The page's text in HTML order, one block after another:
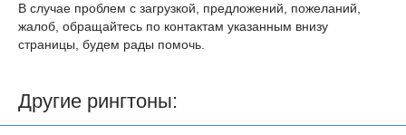
В случае проблем с загрузкой, предложений, пожеланий,
жалоб, обращайтесь по контактам указанным внизу
страницы, будем рады помочь.
Другие рингтоны: